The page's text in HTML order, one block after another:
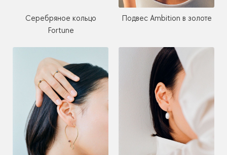
Серебряное кольцо
Fortune
Подвес Ambition в золоте